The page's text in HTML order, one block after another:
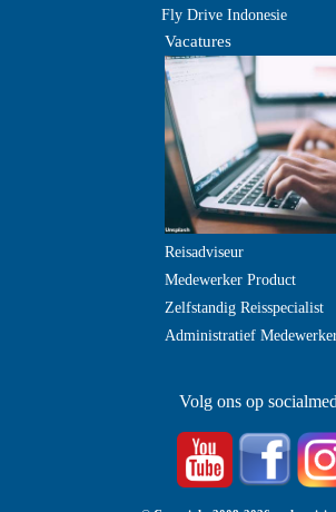
Fly Drive Indonesie
Vacatures
Reisadviseur
Medewerker Product
Zelfstandig Reisspecialist
Administratief
Volg ons op